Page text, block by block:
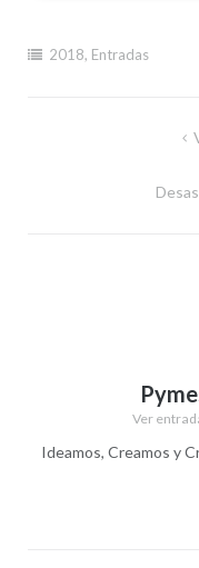
2018, Entradas
Ver
Ideamos, Creamos y